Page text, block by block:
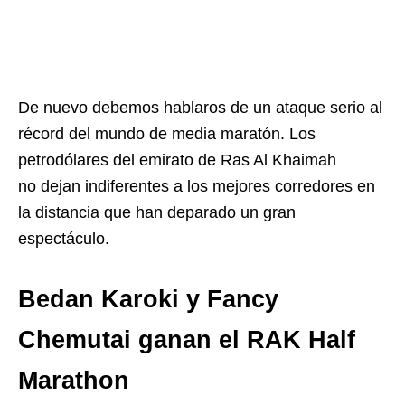
De nuevo debemos hablaros de un ataque serio al
récord del mundo de media maratón. Los
petrodólares del emirato de Ras Al Khaimah
no dejan indiferentes a los mejores corredores en
la distancia que han deparado un gran
espectáculo.
Bedan Karoki y Fancy
Chemutai ganan el RAK Half
Marathon